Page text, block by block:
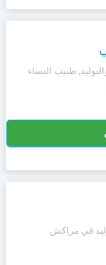
طبيب النساء
في مراكش